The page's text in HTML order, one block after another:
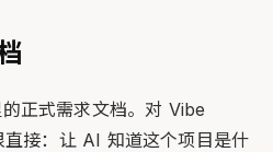
正式需求文档。对 Vibe
接：让 AI 知道这个项目是什